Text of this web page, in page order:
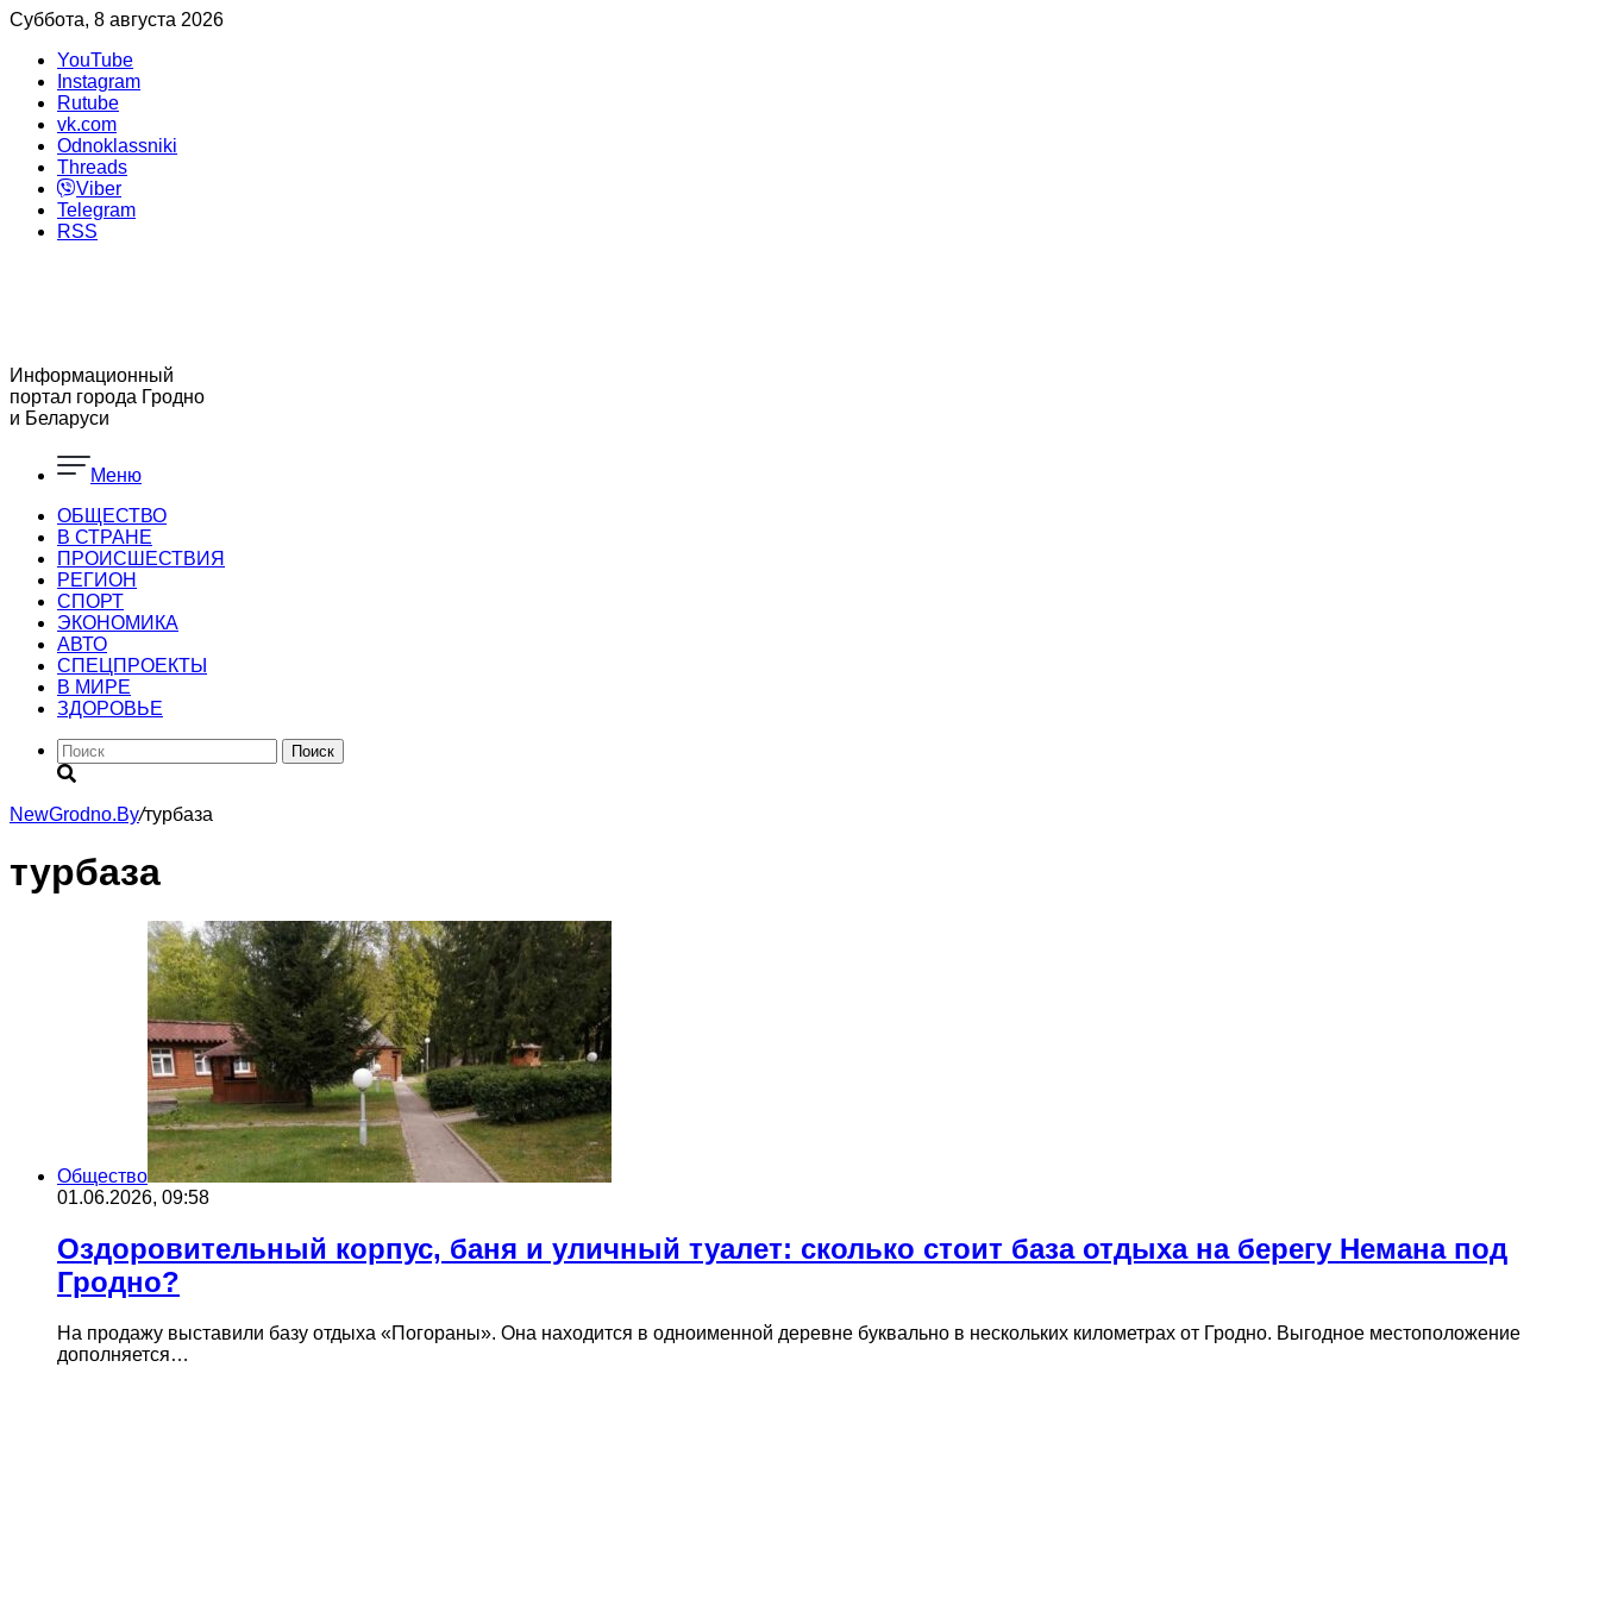
Суббота, 8 августа 2026
YouTube
Instagram
Rutube
vk.com
Odnoklassniki
Threads
Viber
Telegram
RSS
Информационный
портал города Гродно
и Беларуси
Меню
ОБЩЕСТВО
В СТРАНЕ
ПРОИСШЕСТВИЯ
РЕГИОН
CПОРТ
ЭКОНОМИКА
АВТО
СПЕЦПРОЕКТЫ
В МИРЕ
ЗДОРОВЬЕ
Поиск
NewGrodno.By/турбаза
турбаза
Общество
01.06.2026, 09:58
Оздоровительный корпус, баня и уличный туалет: сколько стоит база отдыха на берегу Немана под
Гродно?
На продажу выставили базу отдыха «Погораны». Она находится в одноименной деревне буквально в нескольких километрах от Гродно. Выгодное местоположение
дополняется…